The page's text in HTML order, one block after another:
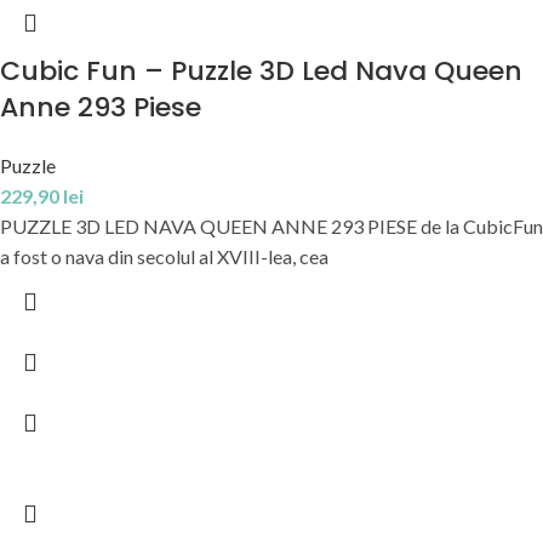
Cubic Fun – Puzzle 3D Led Nava Queen
Anne 293 Piese
Puzzle
229,90 lei
PUZZLE 3D LED NAVA QUEEN ANNE 293 PIESE de la CubicFun
a fost o nava din secolul al XVIII-lea, cea